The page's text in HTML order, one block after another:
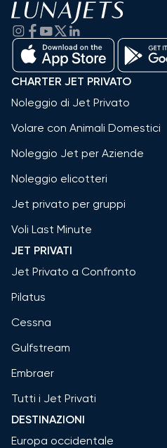
CHARTER JET PRIVATO
Noleggio di Jet Privato
Volare con Animali Domestici
Noleggio Jet per Aziende
Noleggio elicotteri
Jet privato per gruppi
Voli Last Minute
JET PRIVATI
Jet Privato a Confronto
Pilatus
Cessna
Gulfstream
Embraer
Tutti i Jet Privati
DESTINAZIONI
Europa occidentale